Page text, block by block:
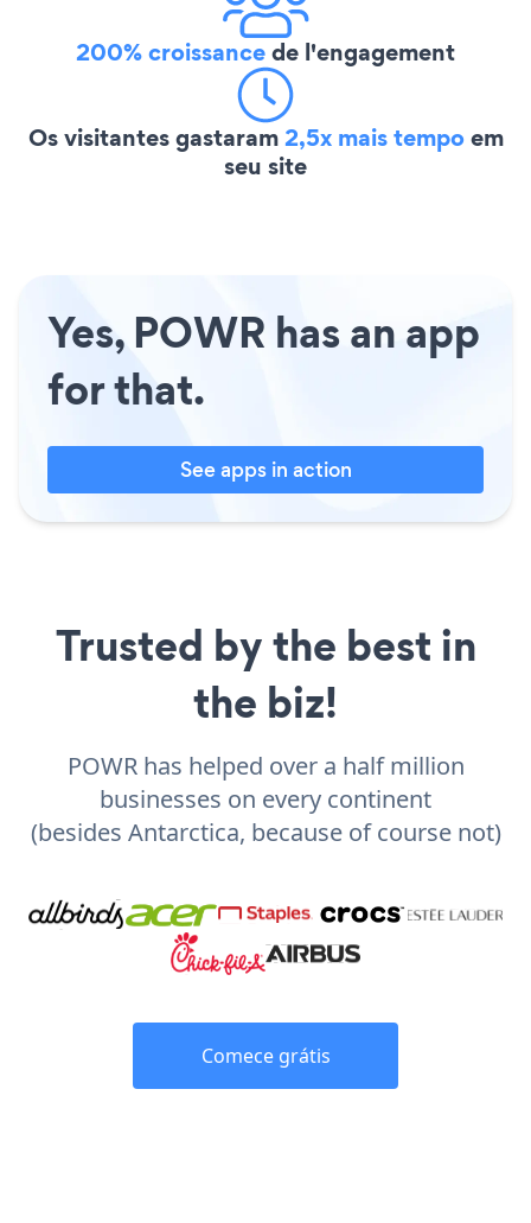
200% croissancede l'engagement
Os visitantes gastaram2,5x mais tempoem
seu site
Yes, POWR has an app
for that.
See apps in action
Trusted by the best in
the biz!
POWR has helped over a half million
businesses on every continent
(besides Antarctica, because of course not)
Comece grátis